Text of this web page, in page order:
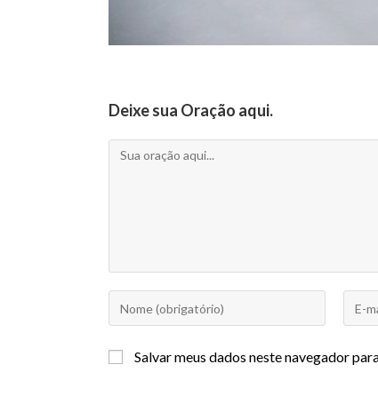
Deixe sua Oração aqui.
Salvar meus dados neste navegador